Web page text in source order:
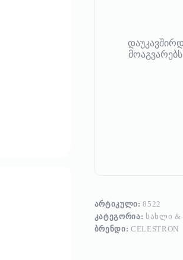
ᲐᲠᲢᲘᲙᲣᲚᲘ:8522
ᲙᲐᲢᲔᲒᲝᲠᲘᲐ: ᲡᲐᲮᲚᲘ &
ᲑᲠᲔᲜᲓᲘ: CELESTRON